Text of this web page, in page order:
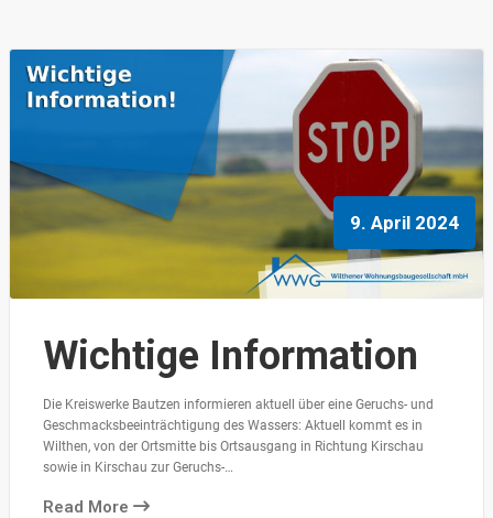
9. April 2024
Wichtige Information
Die Kreiswerke Bautzen informieren aktuell über eine Geruchs- und
Geschmacksbeeinträchtigung des Wassers: Aktuell kommt es in
Wilthen, von der Ortsmitte bis Ortsausgang in Richtung Kirschau
sowie in Kirschau zur Geruchs-…
Read More